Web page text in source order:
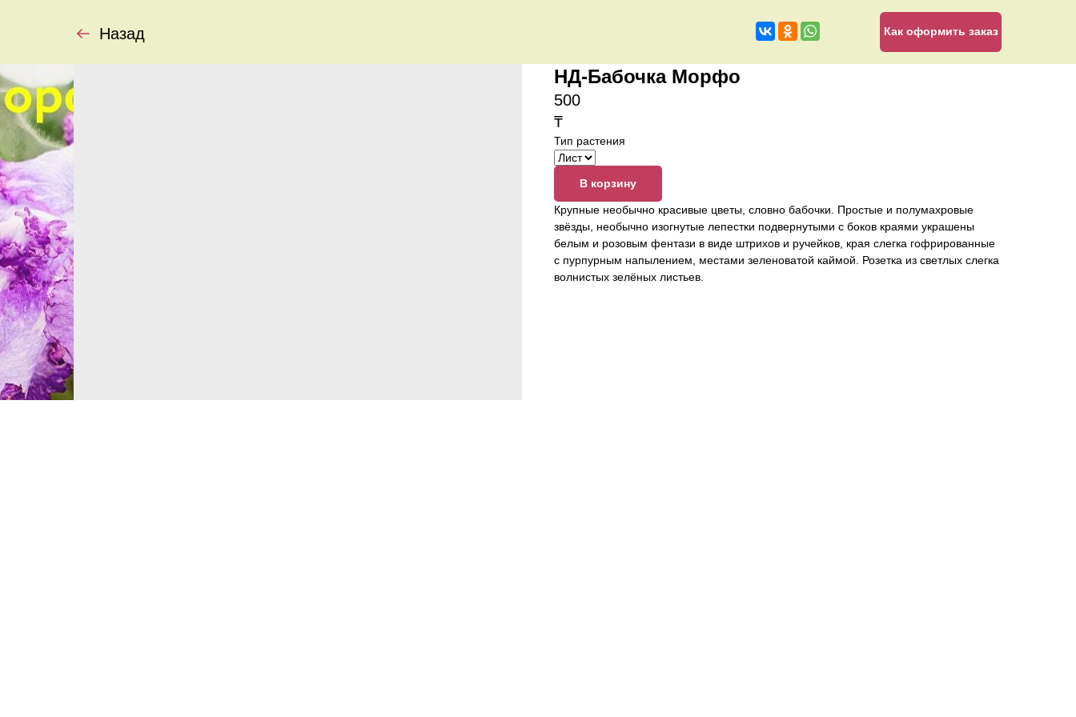
Назад Как оформить заказ
НД-Бабочка Морфо
500
₸
Тип растения
В корзину
Крупные необычно красивые цветы, словно бабочки. Простые и полумахровые
звёзды, необычно изогнутые лепестки подвернутыми с боков краями украшены
белым и розовым фентази в виде штрихов и ручейков, края слегка гофрированные
с пурпурным напылением, местами зеленоватой каймой. Розетка из светлых слегка
волнистых зелёных листьев.